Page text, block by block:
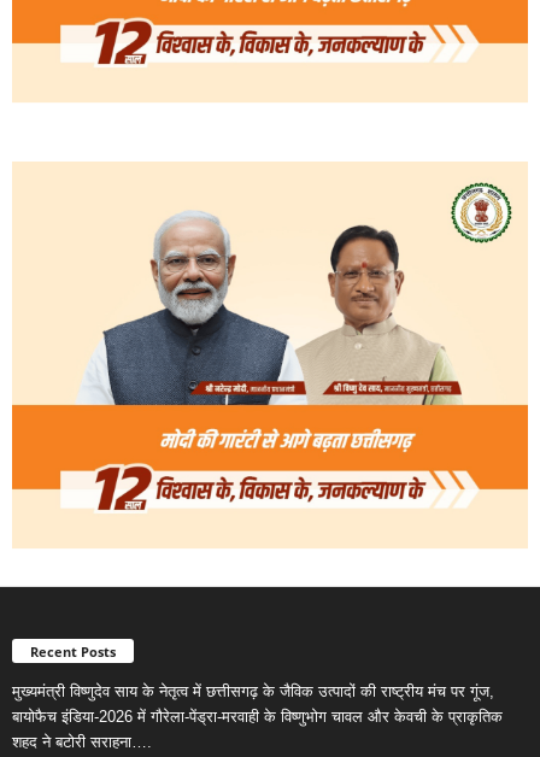
Recent Posts
मुख्यमंत्री विष्णुदेव साय के नेतृत्व में छत्तीसगढ़ के जैविक उत्पादों की राष्ट्रीय मंच पर गूंज,
बायोफैच इंडिया-2026 में गौरेला-पेंड्रा-मरवाही के विष्णुभोग चावल और केवची के प्राकृतिक
शहद ने बटोरी सराहना….